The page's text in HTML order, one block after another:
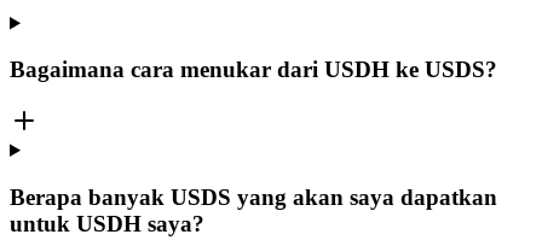
Bagaimana cara menukar dari USDH ke USDS?
Berapa banyak USDS yang akan saya dapatkan
untuk USDH saya?